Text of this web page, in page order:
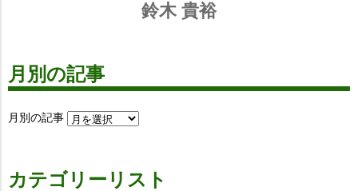
鈴木 貴裕
月別の記事
月別の記事
カテゴリーリスト